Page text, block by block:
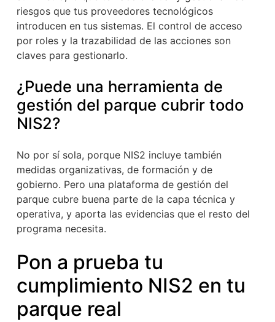
riesgos que tus proveedores tecnológicos
introducen en tus sistemas. El control de acceso
por roles y la trazabilidad de las acciones son
claves para gestionarlo.
¿Puede una herramienta de
gestión del parque cubrir todo
NIS2?
No por sí sola, porque NIS2 incluye también
medidas organizativas, de formación y de
gobierno. Pero una plataforma de gestión del
parque cubre buena parte de la capa técnica y
operativa, y aporta las evidencias que el resto del
programa necesita.
Pon a prueba tu
cumplimiento NIS2 en tu
parque real